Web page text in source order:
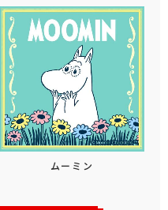
ムーミン